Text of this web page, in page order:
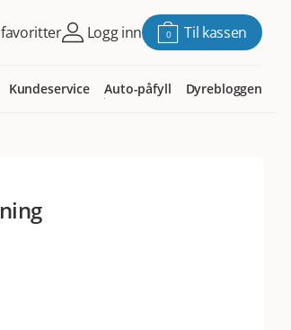
Logg inn 0 Til kassen
Kundeservice Auto-påfyll Dyrebloggen